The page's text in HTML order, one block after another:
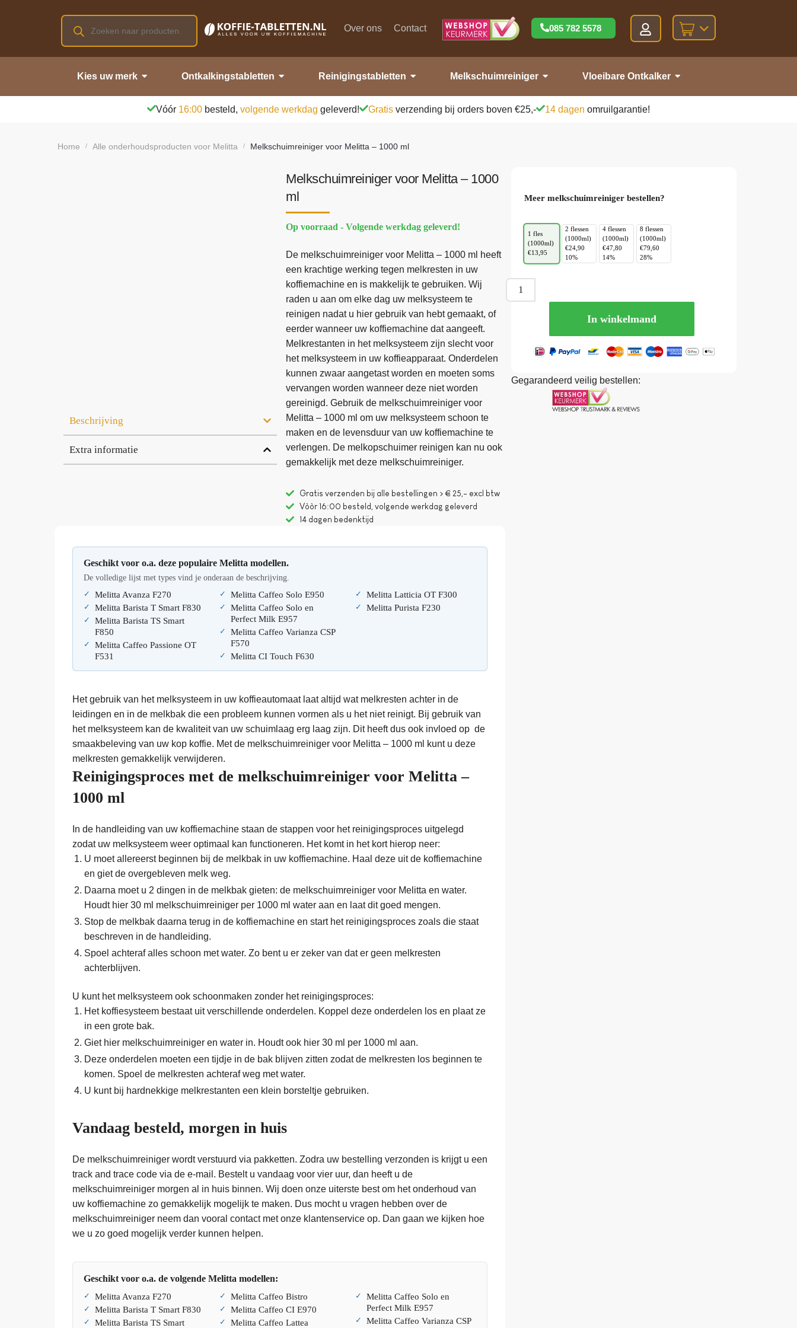
Over ons Contact 085 782 5578
Kies uw merk Ontkalkingstabletten Reinigingstabletten Melkschuimreiniger Vloeibare Ontkalker
Vóór 16:00 besteld, volgende werkdag geleverd! Gratis verzending bij orders boven €25,- 14 dagen omruilgarantie!
Home / Alle onderhoudsproducten voor Melitta / Melkschuimreiniger voor Melitta – 1000 ml
Beschrijving
Extra informatie
Melkschuimreiniger voor Melitta – 1000
ml
Op voorraad - Volgende werkdag geleverd!
De melkschuimreiniger voor Melitta – 1000 ml heeft
een krachtige werking tegen melkresten in uw
koffiemachine en is makkelijk te gebruiken. Wij
raden u aan om elke dag uw melksysteem te
reinigen nadat u hier gebruik van hebt gemaakt, of
eerder wanneer uw koffiemachine dat aangeeft.
Melkrestanten in het melksysteem zijn slecht voor
het melksysteem in uw koffieapparaat. Onderdelen
kunnen zwaar aangetast worden en moeten soms
vervangen worden wanneer deze niet worden
gereinigd. Gebruik de melkschuimreiniger voor
Melitta – 1000 ml om uw melksysteem schoon te
maken en de levensduur van uw koffiemachine te
verlengen. De melkopschuimer reinigen kan nu ook
gemakkelijk met deze melkschuimreiniger.
Gratis verzenden bij alle bestellingen > € 25,- excl btw
Vòòr 16:00 besteld, volgende werkdag geleverd
14 dagen bedenktijd
Geschikt voor o.a. deze populaire Melitta modellen.
De volledige lijst met types vind je onderaan de beschrijving.
Melitta Avanza F270
Melitta Barista T Smart F830
Melitta Barista TS Smart
F850
Melitta Caffeo Passione OT
F531
Melitta Caffeo Solo E950
Melitta Caffeo Solo en
Perfect Milk E957
Melitta Caffeo Varianza CSP
F570
Melitta CI Touch F630
Melitta Latticia OT F300
Melitta Purista F230
Het gebruik van het melksysteem in uw koffieautomaat laat altijd wat melkresten achter in de
leidingen en in de melkbak die een probleem kunnen vormen als u het niet reinigt. Bij gebruik van
het melksysteem kan de kwaliteit van uw schuimlaag erg laag zijn. Dit heeft dus ook invloed op de
smaakbeleving van uw kop koffie. Met de melkschuimreiniger voor Melitta – 1000 ml kunt u deze
melkresten gemakkelijk verwijderen.
Reinigingsproces met de melkschuimreiniger voor Melitta –
1000 ml
In de handleiding van uw koffiemachine staan de stappen voor het reinigingsproces uitgelegd
zodat uw melksysteem weer optimaal kan functioneren. Het komt in het kort hierop neer:
U moet allereerst beginnen bij de melkbak in uw koffiemachine. Haal deze uit de koffiemachine
en giet de overgebleven melk weg.
Daarna moet u 2 dingen in de melkbak gieten: de melkschuimreiniger voor Melitta en water.
Houdt hier 30 ml melkschuimreiniger per 1000 ml water aan en laat dit goed mengen.
Stop de melkbak daarna terug in de koffiemachine en start het reinigingsproces zoals die staat
beschreven in de handleiding.
Spoel achteraf alles schoon met water. Zo bent u er zeker van dat er geen melkresten
achterblijven.
U kunt het melksysteem ook schoonmaken zonder het reinigingsproces:
Het koffiesysteem bestaat uit verschillende onderdelen. Koppel deze onderdelen los en plaat ze
in een grote bak.
Giet hier melkschuimreiniger en water in. Houdt ook hier 30 ml per 1000 ml aan.
Deze onderdelen moeten een tijdje in de bak blijven zitten zodat de melkresten los beginnen te
komen. Spoel de melkresten achteraf weg met water.
U kunt bij hardnekkige melkrestanten een klein borsteltje gebruiken.
Vandaag besteld, morgen in huis
De melkschuimreiniger wordt verstuurd via pakketten. Zodra uw bestelling verzonden is krijgt u een
track and trace code via de e-mail. Bestelt u vandaag voor vier uur, dan heeft u de
melkschuimreiniger morgen al in huis binnen. Wij doen onze uiterste best om het onderhoud van
uw koffiemachine zo gemakkelijk mogelijk te maken. Dus mocht u vragen hebben over de
melkschuimreiniger neem dan vooral contact met onze klantenservice op. Dan gaan we kijken hoe
we u zo goed mogelijk verder kunnen helpen.
Geschikt voor o.a. de volgende Melitta modellen:
Melitta Avanza F270
Melitta Barista T Smart F830
Melitta Barista TS Smart
Melitta Caffeo Bistro
Melitta Caffeo CI E970
Melitta Caffeo Lattea
Melitta Caffeo Solo en
Perfect Milk E957
Melitta Caffeo Varianza CSP
Meer melkschuimreiniger bestellen?
1 fles
(1000ml)
€13,95
2 flessen
(1000ml)
€24,90
10%
4 flessen
(1000ml)
€47,80
14%
8 flessen
(1000ml)
€79,60
28%
In winkelmand
Gegarandeerd veilig bestellen: